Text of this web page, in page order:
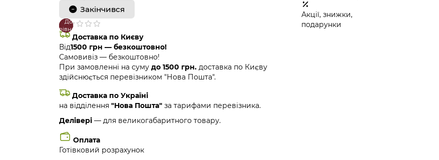
Закінчився
В
закладки
До
порівняння
Доставка по Києву
Від1500 грн — безкоштовно!
Самовивіз — безкоштовно!
При замовленні на сумудо 1500 грн. доставка по Києву
здійснюється перевізником "Нова Пошта".
Доставка по Україні
на відділення"Нова Пошта"за тарифами перевізника.
Делівері — для великогабаритного товару.
Оплата
Готівковий розрахунок
Акції, знижки,
подарунки